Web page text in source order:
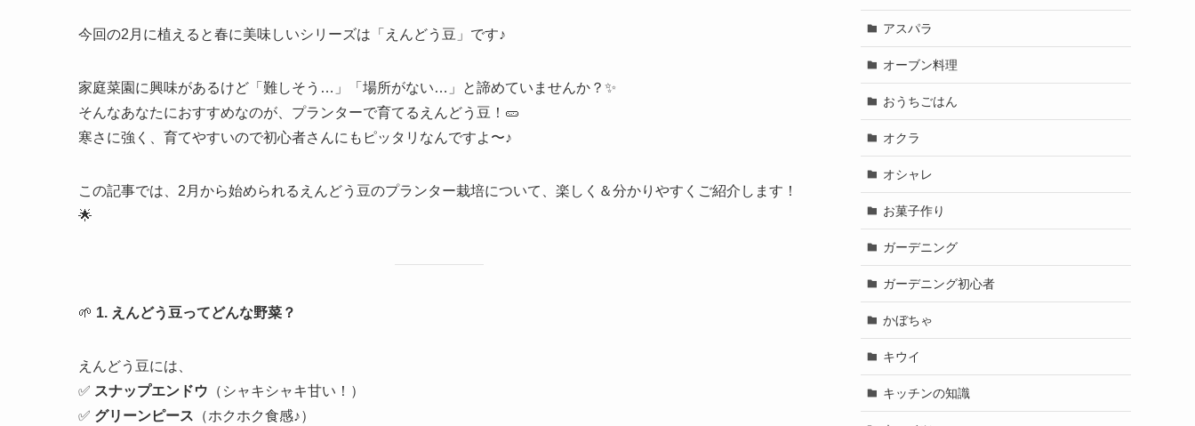
今回の2月に植えると春に美味しいシリーズは「えんどう豆」です♪
家庭菜園に興味があるけど「難しそう…」「場所がない…」と諦めていませんか？✨
そんなあなたにおすすめなのが、プランターで育てるえんどう豆！🥒
寒さに強く、育てやすいので初心者さんにもピッタリなんですよ〜♪
この記事では、2月から始められるえんどう豆のプランター栽培について、楽しく＆分かりやすくご紹介します！
🌟
🌱 1. えんどう豆ってどんな野菜？
えんどう豆には、
✅ スナップエンドウ （シャキシャキ甘い！）
✅ グリーンピース （ホクホク食感♪）
アスパラ
オーブン料理
おうちごはん
オクラ
オシャレ
お菓子作り
ガーデニング
ガーデニング初心者
かぼちゃ
キウイ
キッチンの知識